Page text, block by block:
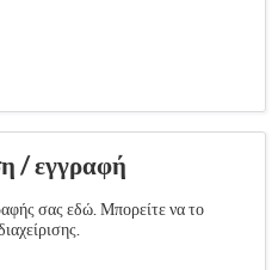
/ εγγραφή
σας εδώ. Μπορείτε να το